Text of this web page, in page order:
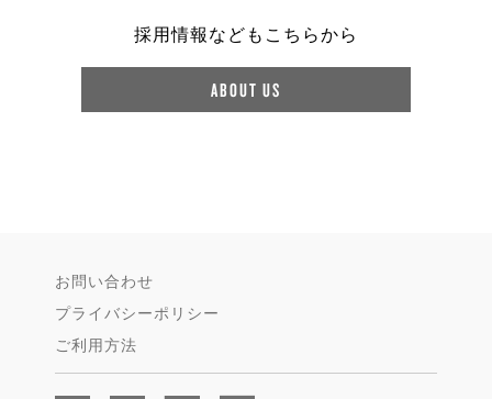
採用情報などもこちらから
ABOUT US
お問い合わせ
プライバシーポリシー
ご利用方法